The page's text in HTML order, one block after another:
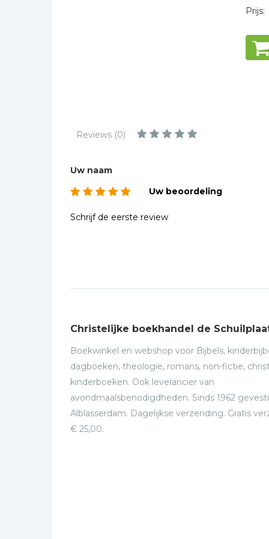
Romans
Taalstudie
Prijs:
Reviews (0)
Uw naam
Uw beoordeling
Schrijf de eerste review
Christelijke boekhandel de
Boekwinkel en webshop voor Bijbels,
dagboeken, theologie, romans, non-fictie,
kinderboeken. Ook leverancier van
avondmaalsbenodigdheden. Sinds 1962
Alblasserdam. Dagelijkse verzending. Gratis
€ 25,00.